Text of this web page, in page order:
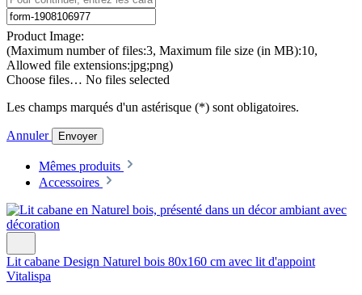
Product Image:
(Maximum number of files:3, Maximum file size (in MB):10,
Allowed file extensions:jpg;png)
Choose files… No files selected
Les champs marqués d'un astérisque (*) sont obligatoires.
Annuler Envoyer
Mêmes produits
Accessoires
Lit cabane Design Naturel bois 80x160 cm avec lit d'appoint
Vitalispa